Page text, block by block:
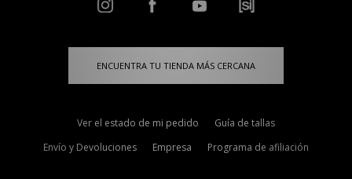
ENCUENTRA TU TIENDA MÁS CERCANA
Ver el estado de mi pedido
Guía de tallas
Envío y Devoluciones
Empresa Programa de afiliación